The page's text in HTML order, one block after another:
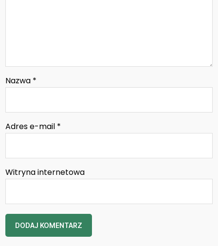
Nazwa *
Adres e-mail *
Witryna internetowa